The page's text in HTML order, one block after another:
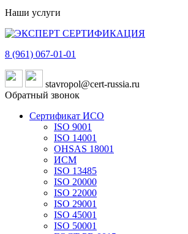
Наши услуги
8 (961) 067-01-01
stavropol@cert-russia.ru
Обратный звонок
Сертификат ИСО
ISO 9001
ISO 14001
OHSAS 18001
ИСМ
ISO 13485
ISO 20000
ISO 22000
ISO 29001
ISO 45001
ISO 50001